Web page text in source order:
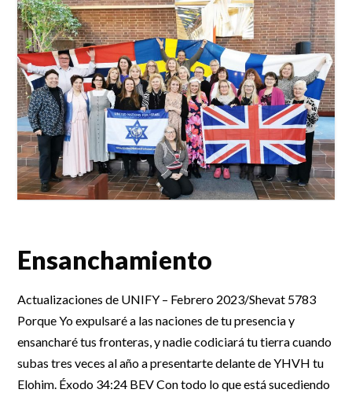
Ensanchamiento
Actualizaciones de UNIFY – Febrero 2023/Shevat 5783
Porque Yo expulsaré a las naciones de tu presencia y
ensancharé tus fronteras, y nadie codiciará tu tierra cuando
subas tres veces al año a presentarte delante de YHVH tu
Elohim. Éxodo 34:24 BEV Con todo lo que está sucediendo